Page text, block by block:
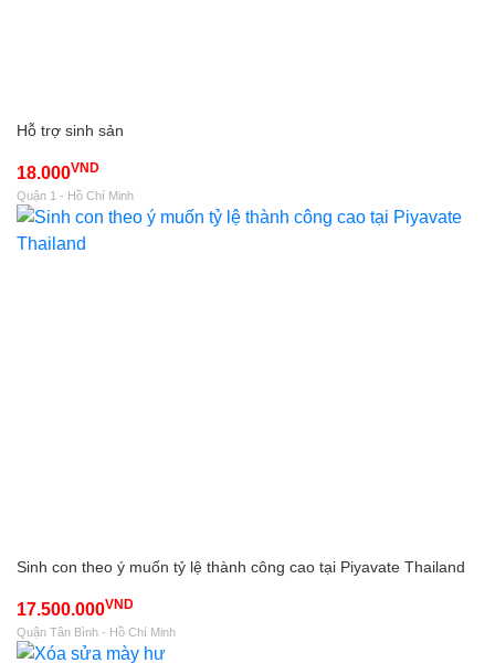
Hỗ trợ sinh sản
18.000VND
Quận 1 - Hồ Chí Minh
Sinh con theo ý muốn tỷ lệ thành công cao tại Piyavate Thailand
17.500.000VND
Quận Tân Bình - Hồ Chí Minh